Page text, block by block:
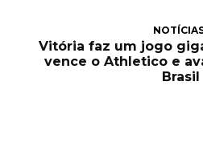
Vitória faz um jogo
vence o Athletico e
Brasil